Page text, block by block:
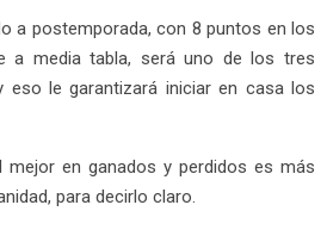
a postemporada, con 8 puntos en los
a media tabla, será uno de los tres
eso le garantizará iniciar en casa los
en ganados y perdidos es más
para decirlo claro.